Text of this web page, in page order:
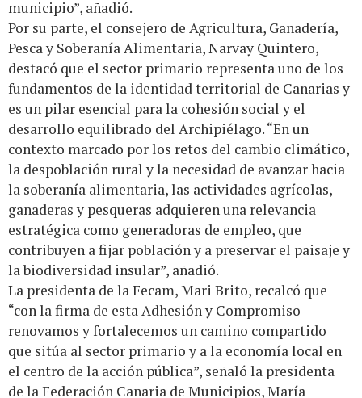
municipio”, añadió.
Por su parte, el consejero de Agricultura, Ganadería,
Pesca y Soberanía Alimentaria, Narvay Quintero,
destacó que el sector primario representa uno de los
fundamentos de la identidad territorial de Canarias y
es un pilar esencial para la cohesión social y el
desarrollo equilibrado del Archipiélago. “En un
contexto marcado por los retos del cambio climático,
la despoblación rural y la necesidad de avanzar hacia
la soberanía alimentaria, las actividades agrícolas,
ganaderas y pesqueras adquieren una relevancia
estratégica como generadoras de empleo, que
contribuyen a fijar población y a preservar el paisaje y
la biodiversidad insular”, añadió.
La presidenta de la Fecam, Mari Brito, recalcó que
“con la firma de esta Adhesión y Compromiso
renovamos y fortalecemos un camino compartido
que sitúa al sector primario y a la economía local en
el centro de la acción pública”, señaló la presidenta
de la Federación Canaria de Municipios, María